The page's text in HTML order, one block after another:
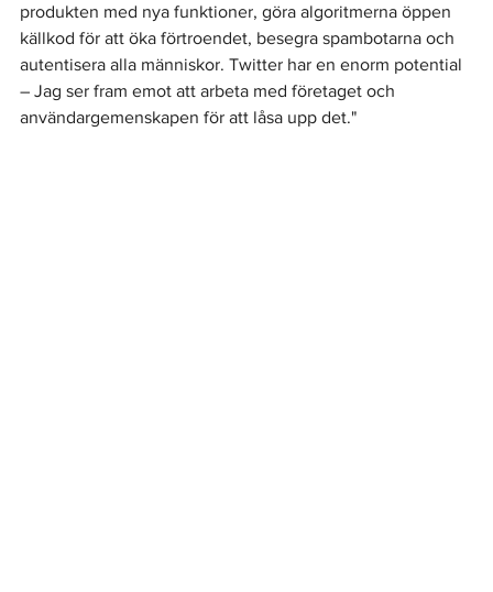
produkten med nya funktioner, göra algoritmerna öppen
källkod för att öka förtroendet, besegra spambotarna och
autentisera alla människor. Twitter har en enorm potential
– Jag ser fram emot att arbeta med företaget och
användargemenskapen för att låsa upp det."